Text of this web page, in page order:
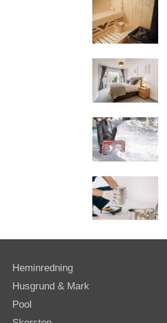
Heminredning
Husgrund & Mark
Pool